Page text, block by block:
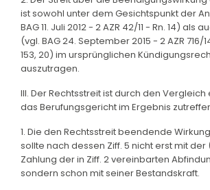
ist sowohl unter dem Gesichtspunkt der
BAG 11. Juli 2012 - 2 AZR 42/11 - Rn. 14) als
(vgl. BAG 24. September 2015 - 2 AZR 716/
153, 20) im ursprünglichen
auszutragen.
III. Der Rechtsstreit ist durch den
das Berufungsgericht im Ergebnis
1. Die den Rechtsstreit beendende
sollte nach dessen Ziff. 5 nicht erst mit
Zahlung der in Ziff. 2 vereinbarten
sondern schon mit seiner Bestandskraft.